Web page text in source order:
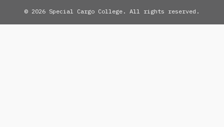
© 2026 Special Cargo College. All rights reserved.